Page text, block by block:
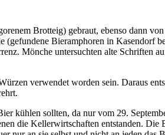
Brotteig) gebraut, ebenso dann
(gefundene Bieramphoren in
Mönche untersuchten alte Schriften
verwendet worden sein. Daraus
kühlen sollten, da nur vom 29.
die Kellerwirtschaften entstanden.